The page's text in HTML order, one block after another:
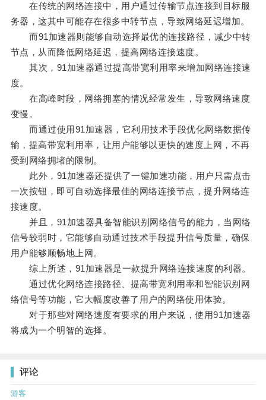
在传统的网络连接中，用户通过传输节点连接到目标服
务器，这其中可能存在很多中转节点，导致网络延迟增加。
而91加速器则能够自动选择最优的连接路径，减少中转
节点，从而降低网络延迟，提高网络连接速度。
其次，91加速器通过提高带宽利用率来增加网络连接速
度。
在高峰时段，网络拥塞的情况经常发生，导致网络速度
变慢。
而通过使用91加速器，它利用技术手段优化网络数据传
输，提高带宽利用率，让用户能够以更快的速度上网，不再
受到网络拥堵的限制。
此外，91加速器还提供了一键加速功能，用户只需点击
一次按钮，即可自动选择最佳的网络连接节点，提升网络连
接速度。
并且，91加速器具备智能识别网络信号的能力，当网络
信号较弱时，它能够自动通过技术手段提升信号质量，确保
用户能够顺畅地上网。
综上所述，91加速器是一款提升网络连接速度的利器。
通过优化网络连接路径、提高带宽利用率和智能识别网
络信号等功能，它大幅度改善了用户的网络使用体验。
对于那些对网络速度有要求的用户来说，使用91加速器
将成为一个明智的选择。
评论
游客